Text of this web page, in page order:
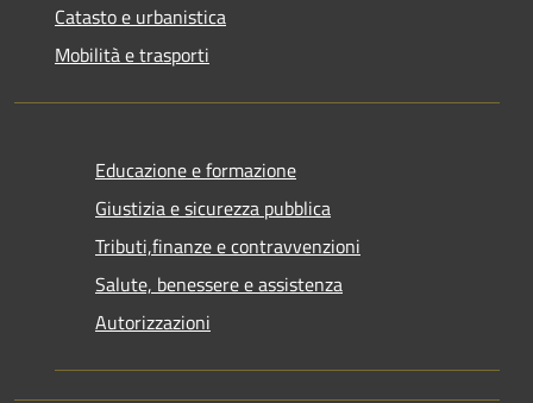
Catasto e urbanistica
Mobilità e trasporti
Educazione e formazione
Giustizia e sicurezza pubblica
Tributi,finanze e contravvenzioni
Salute, benessere e assistenza
Autorizzazioni